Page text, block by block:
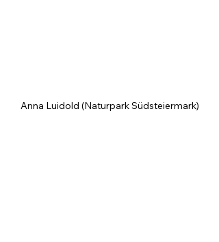
Anna Luidold (Naturpark Südsteiermark)